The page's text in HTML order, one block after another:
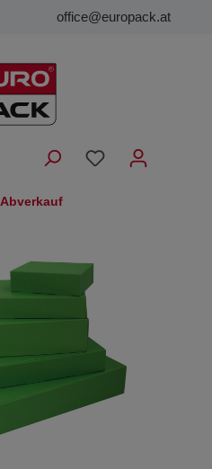
office@europack.at
Abverkauf